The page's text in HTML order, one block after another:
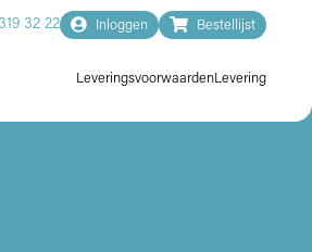
32 22 Inloggen Bestellijst
LeveringsvoorwaardenLevering